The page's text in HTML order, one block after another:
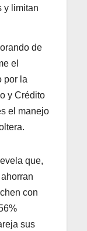
y limitan
de
el
por la
y Crédito
el manejo
que,
con
sus